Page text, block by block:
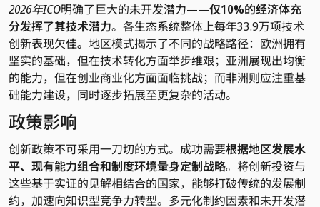
2026年ICO明确了巨大的未开发潜力——仅10%的经济体充
分发挥了其技术潜力。各生态系统整体上每年33.9万项技术
创新表现欠佳。 地区模式揭示了不同的战略路径：欧洲拥有
坚实的基础，但在技术转化方面举步维艰；亚洲展现出均衡
的能力，但在创业商业化方面面临挑战；而非洲则应注重基
础能力建设，同时逐步拓展至更复杂的活动。
政策影响
创新政策不可采用一刀切的方式。成功需要根据地区发展水
平、现有能力组合和制度环境量身定制战略。将创新投资与
这些基于实证的见解相结合的国家，能够打破传统的发展制
约，加速向知识型竞争力转型。多元化制约因素和未开发潜